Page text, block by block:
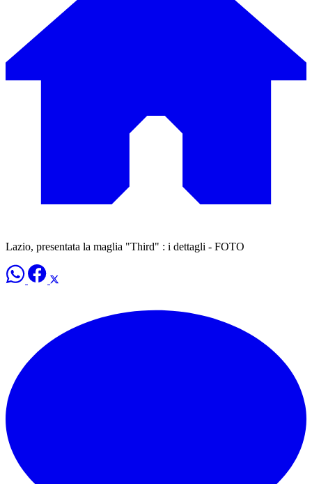
Lazio, presentata la maglia "Third" : i dettagli - FOTO